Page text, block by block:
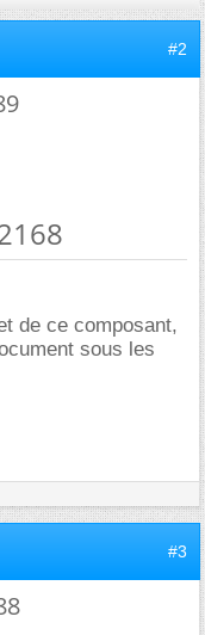
#2
de ce composant,
sous les
#3